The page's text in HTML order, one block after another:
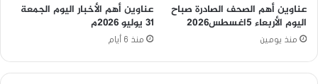
عناوين أهم الصحف الصادرة صباح
اليوم الأربعاء 5اغسطس2026
منذ يومين
عناوين أهم الأخبار اليوم الجمعة
٣١ يوليو ٢٠٢٦م
منذ 6 أيام